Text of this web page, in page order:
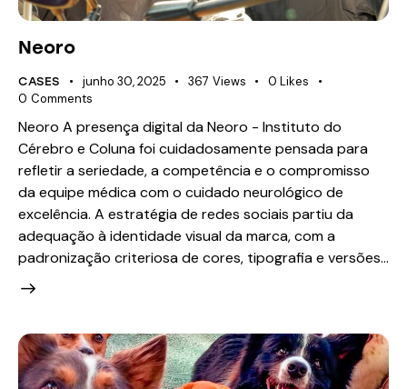
Neoro
CASES junho 30, 2025 367 Views 0 Likes
0 Comments
Neoro A presença digital da Neoro - Instituto do
Cérebro e Coluna foi cuidadosamente pensada para
refletir a seriedade, a competência e o compromisso
da equipe médica com o cuidado neurológico de
excelência. A estratégia de redes sociais partiu da
adequação à identidade visual da marca, com a
padronização criteriosa de cores, tipografia e versões…